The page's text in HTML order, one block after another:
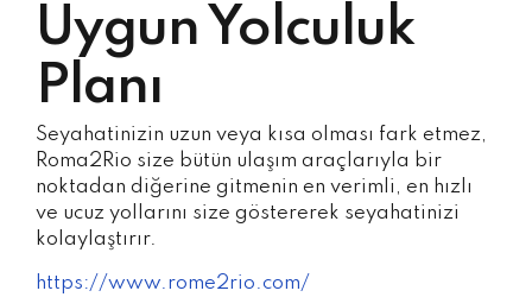
Uygun Yolculuk
Planı
Seyahatinizin uzun veya kısa olması fark etmez,
Roma2Rio size bütün ulaşım araçlarıyla bir
noktadan diğerine gitmenin en verimli, en hızlı
ve ucuz yollarını size göstererek seyahatinizi
kolaylaştırır.
https://www.rome2rio.com/